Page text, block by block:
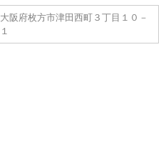
大阪府枚方市津田西町３丁目１０－
１